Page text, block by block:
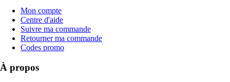
Mon compte
Centre d'aide
Suivre ma commande
Retourner ma commande
Codes promo
À propos